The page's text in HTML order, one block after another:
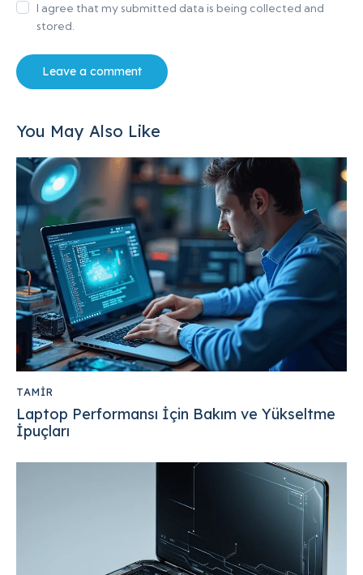
I agree that my submitted data is being collected and
stored.
You May Also Like
TAMIR
Laptop Performansı İçin Bakım ve Yükseltme
İpuçları